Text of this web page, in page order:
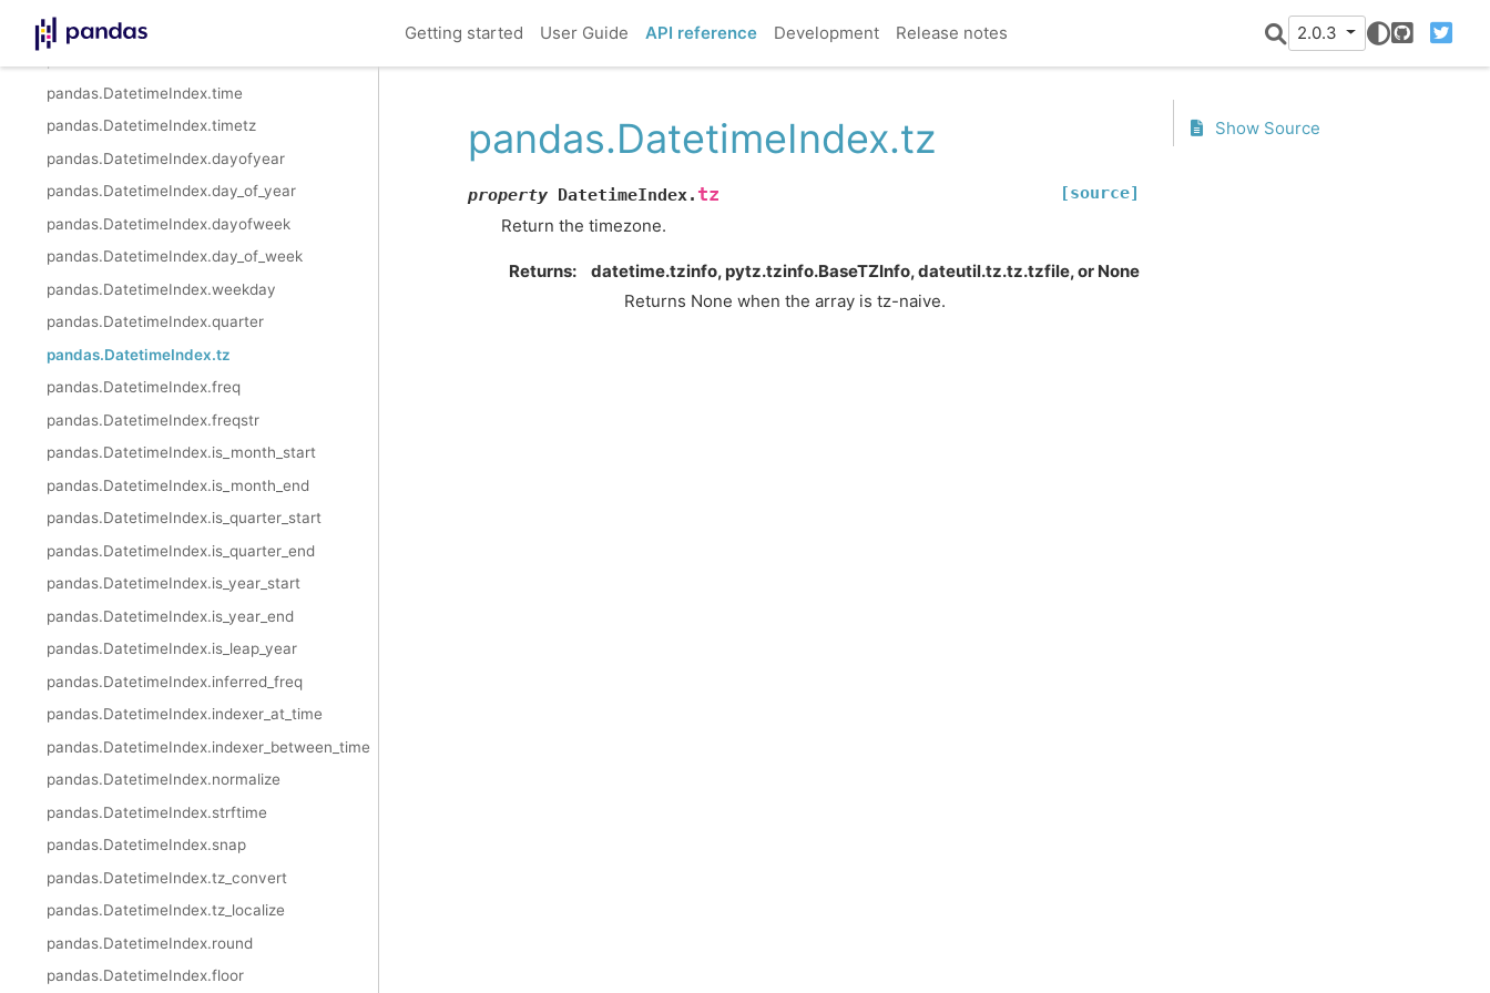
Getting started User Guide API reference Development Release notes 2.0.3
GitHubTwitter
pandas.DatetimeIndex.nanosecond
pandas.DatetimeIndex.time
pandas.DatetimeIndex.timetz
pandas.DatetimeIndex.dayofyear
pandas.DatetimeIndex.day_of_year
pandas.DatetimeIndex.dayofweek
pandas.DatetimeIndex.day_of_week
pandas.DatetimeIndex.weekday
pandas.DatetimeIndex.quarter
pandas.DatetimeIndex.tz
pandas.DatetimeIndex.freq
pandas.DatetimeIndex.freqstr
pandas.DatetimeIndex.is_month_start
pandas.DatetimeIndex.is_month_end
pandas.DatetimeIndex.is_quarter_start
pandas.DatetimeIndex.is_quarter_end
pandas.DatetimeIndex.is_year_start
pandas.DatetimeIndex.is_year_end
pandas.DatetimeIndex.is_leap_year
pandas.DatetimeIndex.inferred_freq
pandas.DatetimeIndex.indexer_at_time
pandas.DatetimeIndex.indexer_between_time
pandas.DatetimeIndex.normalize
pandas.DatetimeIndex.strftime
pandas.DatetimeIndex.snap
pandas.DatetimeIndex.tz_convert
pandas.DatetimeIndex.tz_localize
pandas.DatetimeIndex.round
pandas.DatetimeIndex.floor
pandas.DatetimeIndex.tz
property DatetimeIndex. tz [source]
Return the timezone.
Returns
datetime.tzinfo, pytz.tzinfo.BaseTZInfo, dateutil.tz.tz.tzfile, or None
Returns None when the array is tz-naive.
Show Source